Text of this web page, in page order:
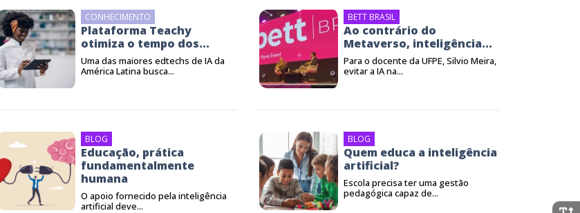
CONHECIMENTO
Plataforma Teachy
otimiza o tempo dos...
Uma das maiores edtechs de IA da
América Latina busca...
BETT BRASIL
Ao contrário do
Metaverso, inteligência...
Para o docente da UFPE, Silvio Meira,
evitar a IA na...
BLOG
Educação, prática
fundamentalmente
humana
O apoio fornecido pela inteligência
artificial deve...
BLOG
Quem educa a inteligência
artificial?
Escola precisa ter uma gestão
pedagógica capaz de...